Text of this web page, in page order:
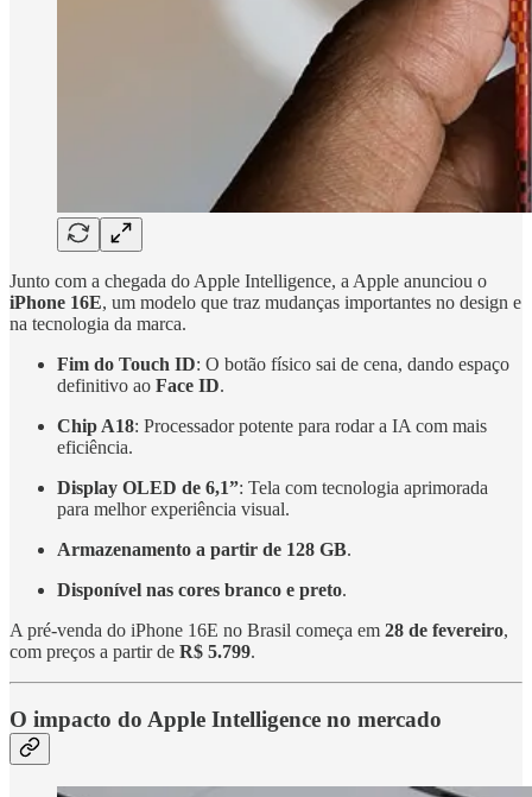
Junto com a chegada do Apple Intelligence, a Apple anunciou o
iPhone 16E, um modelo que traz mudanças importantes no design e
na tecnologia da marca.
Fim do Touch ID: O botão físico sai de cena, dando espaço
definitivo ao Face ID.
Chip A18: Processador potente para rodar a IA com mais
eficiência.
Display OLED de 6,1”: Tela com tecnologia aprimorada
para melhor experiência visual.
Armazenamento a partir de 128 GB.
Disponível nas cores branco e preto.
A pré-venda do iPhone 16E no Brasil começa em 28 de fevereiro,
com preços a partir de R$ 5.799.
O impacto do Apple Intelligence no mercado